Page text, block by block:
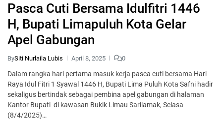
Pasca Cuti Bersama Idulfitri 1446
H, Bupati Limapuluh Kota Gelar
Apel Gabungan
BySiti Nurlaila Lubis April 8, 2025 0
Dalam rangka hari pertama masuk kerja pasca cuti bersama Hari
Raya Idul Fitri 1 Syawal 1446 H, Bupati Lima Puluh Kota Safni hadir
sekaligus bertindak sebagai pembina apel gabungan di halaman
Kantor Bupati di kawasan Bukik Limau Sarilamak, Selasa
(8/4/2025)…